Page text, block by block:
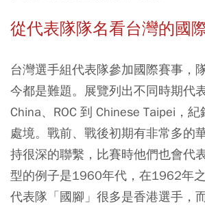
從代表隊隊名看台灣的國
台灣選手組代表隊參加國際賽事，
今都是難題。展覽列出不同時期代
China、ROC 到 Chinese Taipei，
處境。戰前、戰後初期有非常多的
持很深的聯繫，比賽時他們也會代
型的例子是1960年代，在1962年
代表隊「國腳」很多是香港選手，